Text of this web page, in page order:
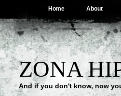
Home About
ZONA
And if you don't know, now